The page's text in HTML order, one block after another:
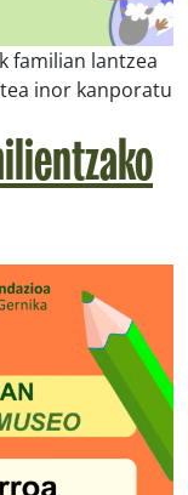
familian lantzea
inor kanporatu